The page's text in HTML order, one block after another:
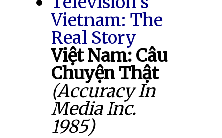
Vietnam: The
Real Story
Việt Nam: Câu
Chuyện Thật
(Accuracy In
Media Inc.
1985)